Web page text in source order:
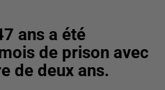
ans a été
de prison avec
de deux ans.